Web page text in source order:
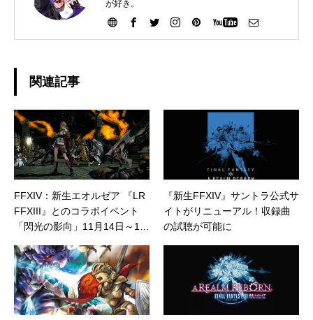
が好き。
関連記事
FFXIV：新生エオルゼア 『LR
FFXIII』とのコラボイベント
「閃光の影向」11月14日～12
『新生FFXIV』サントラ公式サ
イトがリニューアル！収録曲
の試聴が可能に